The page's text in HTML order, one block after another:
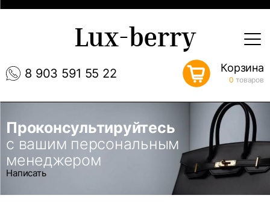
8 903 591 55 22
Lux-berry
Корзина
0 товаров
Проконсультируйтесь
с вашим персональным
менеджером
Написать